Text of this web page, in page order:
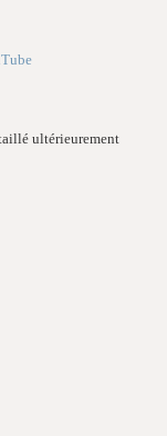
ultérieurement